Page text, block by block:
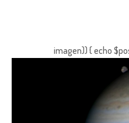
imagen)) { echo